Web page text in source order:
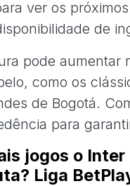
ver os
de
pode aumentar
como os
de Bogotá.
para
jogos o
Liga